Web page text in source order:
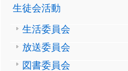
生徒会活動
生活委員会
放送委員会
図書委員会